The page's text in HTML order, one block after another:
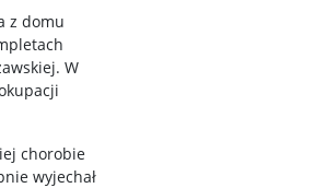
z domu
W
chorobie
wyjechał